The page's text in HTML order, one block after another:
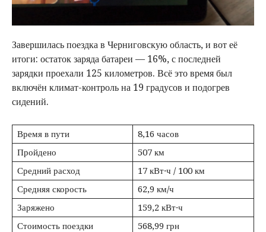
Завершилась поездка в Черниговскую область, и вот её
итоги: остаток заряда батареи — 16%, с последней
зарядки проехали 125 километров. Всё это время был
включён климат-контроль на 19 градусов и подогрев
сидений.
Время в пути
8,16 часов
Пройдено
507 км
Средний расход
17 кВт·ч / 100 км
Средняя скорость
62,9 км/ч
Заряжено
159,2 кВт·ч
Стоимость поездки
568,99 грн